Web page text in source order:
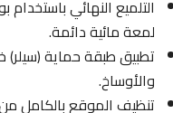
التلميع النهائي باستخدام
لمعة مائية دائمة.
تطبيق طبقة حماية (سيلر)
والأوساخ.
تنظيف الموقع بالكامل من